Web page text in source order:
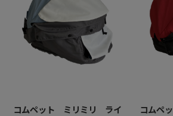
コムペット ミリミリ ライ
コムペ